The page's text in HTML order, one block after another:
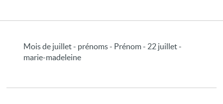
Mois de juillet - prénoms - Prénom - 22 juillet -
marie-madeleine